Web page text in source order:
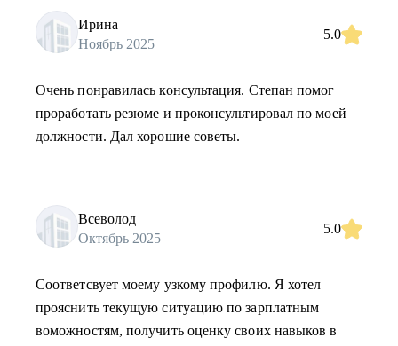
Ирина
Ноябрь 2025
5.0
Очень понравилась консультация. Степан помог
проработать резюме и проконсультировал по моей
должности. Дал хорошие советы.
Всеволод
Октябрь 2025
5.0
Соответсвует моему узкому профилю. Я хотел
прояснить текущую ситуацию по зарплатным
воможностям, получить оценку своих навыков в